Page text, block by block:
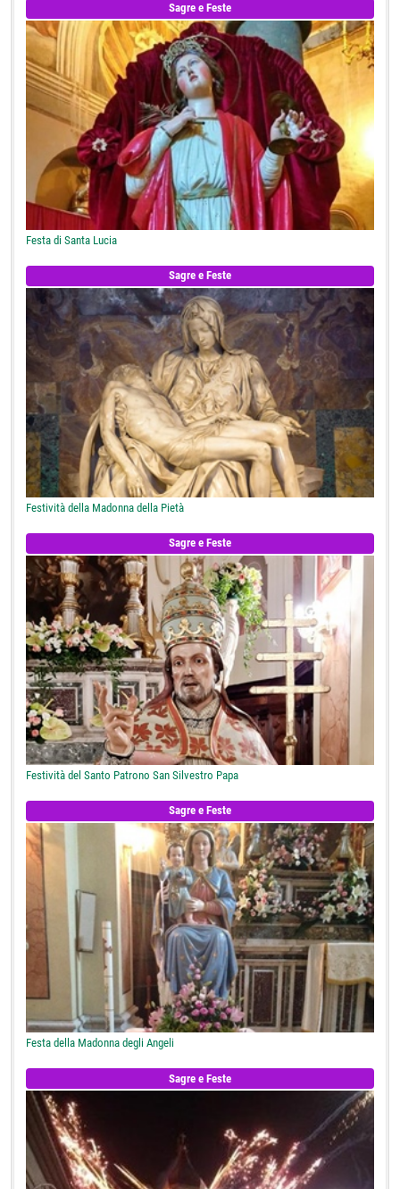
Sagre e Feste
Festa di Santa Lucia
Sagre e Feste
Festività della Madonna della Pietà
Sagre e Feste
Festività del Santo Patrono San Silvestro Papa
Sagre e Feste
Festa della Madonna degli Angeli
Sagre e Feste